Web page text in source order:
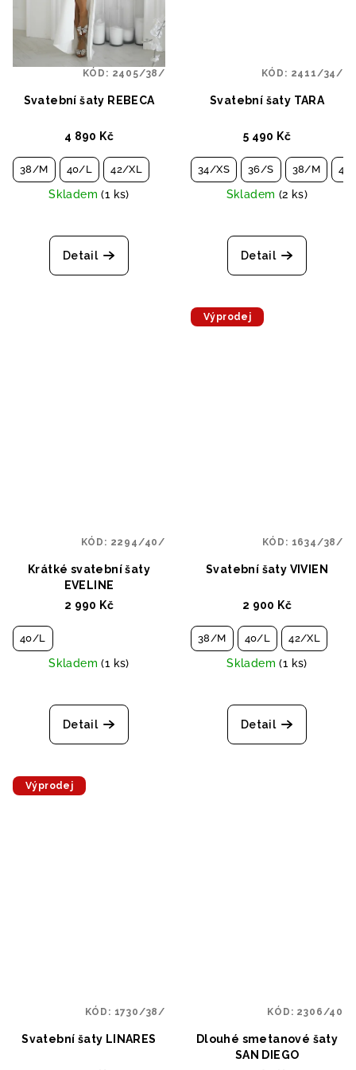
Svatební šaty REBECA
4 890 Kč
38/M 40/L 42/XL
Skladem(1 ks)
Detail
KÓD: 2405/38/
Svatební šaty TARA
5 490 Kč
34/XS 36/S 38/M
Skladem (2 ks)
Detail
KÓD: 2411/34/
Krátké svatební šaty
EVELINE
2 990 Kč
40/L
Skladem(1 ks)
Detail
KÓD: 2294/40/
Výprodej
Svatební šaty VIVIEN
2 900 Kč
38/M 40/L 42/XL
Skladem(1 ks)
Detail
KÓD: 1634/38/
Výprodej
Svatební šaty LINARES
KÓD: 1730/38/
Dlouhé smetanové šaty
SAN DIEGO
KÓD: 2306/40